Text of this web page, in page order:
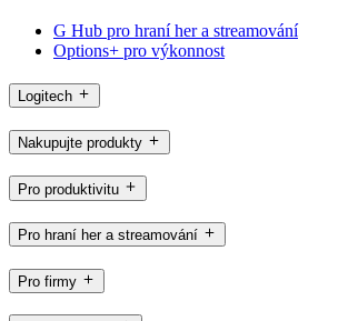
G Hub pro hraní her a streamování
Options+ pro výkonnost
Logitech
Nakupujte produkty
Pro produktivitu
Pro hraní her a streamování
Pro firmy